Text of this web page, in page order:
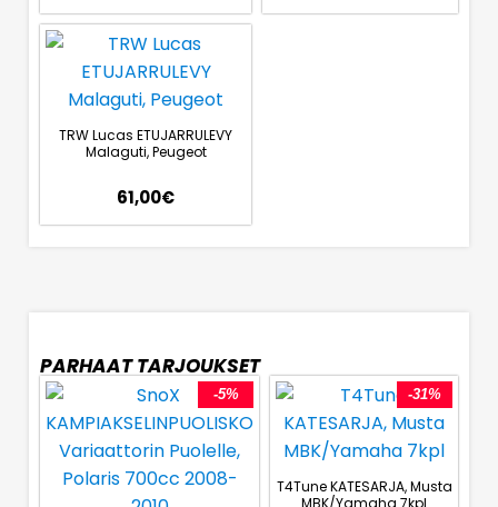
TRW Lucas ETUJARRULEVY
Malaguti, Peugeot
61,00€
PARHAAT TARJOUKSET
-5% -31%
T4Tune KATESARJA, Musta
MBK/Yamaha 7kpl